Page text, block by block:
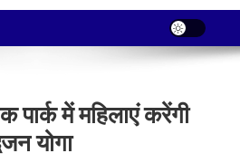
में महिलाएं करेंगी
योगा